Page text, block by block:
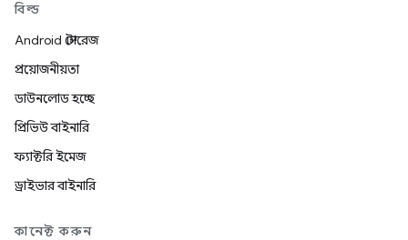
বিল্ড
Android স্টোরেজ
প্রয়োজনীয়তা
ডাউনলোড হচ্ছে
প্রিভিউ বাইনারি
ফ্যাক্টরি ইমেজ
ড্রাইভার বাইনারি
কানেক্ট করুন